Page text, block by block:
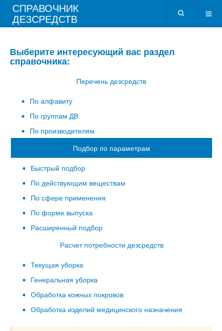
СПРАВОЧНИК
ДЕЗСРЕДСТВ
Выберите интересующий вас раздел
справочника:
Перечень дезсредств
По алфавиту
По группам ДВ
По производителям
Подбор по параметрам
Быстрый подбор
По действующим веществам
По сфере применения
По форме выпуска
Расширенный подбор
Расчет потребности дезсредств
Текущая уборка
Генеральная уборка
Обработка кожных покровов
Обработка изделий медицинского назначения